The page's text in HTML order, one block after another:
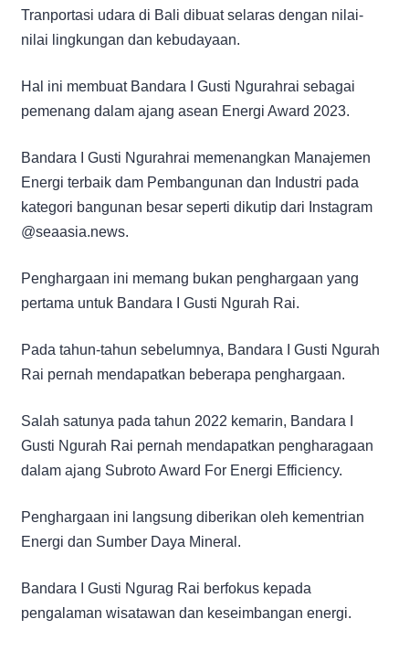
Tranportasi udara di Bali dibuat selaras dengan nilai-
nilai lingkungan dan kebudayaan.
Hal ini membuat Bandara I Gusti Ngurahrai sebagai
pemenang dalam ajang asean Energi Award 2023.
Bandara I Gusti Ngurahrai memenangkan Manajemen
Energi terbaik dam Pembangunan dan Industri pada
kategori bangunan besar seperti dikutip dari Instagram
@seaasia.news.
Penghargaan ini memang bukan penghargaan yang
pertama untuk Bandara I Gusti Ngurah Rai.
Pada tahun-tahun sebelumnya, Bandara I Gusti Ngurah
Rai pernah mendapatkan beberapa penghargaan.
Salah satunya pada tahun 2022 kemarin, Bandara I
Gusti Ngurah Rai pernah mendapatkan pengharagaan
dalam ajang Subroto Award For Energi Efficiency.
Penghargaan ini langsung diberikan oleh kementrian
Energi dan Sumber Daya Mineral.
Bandara I Gusti Ngurag Rai berfokus kepada
pengalaman wisatawan dan keseimbangan energi.